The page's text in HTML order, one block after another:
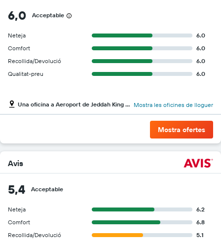
6,0 Acceptable
Neteja
6.0
Comfort
6.0
Recollida/Devolució
6.0
Qualitat-preu
6.0
Una oficina a Aeroport de Jeddah King Abdulaziz Intl Mostra les oficines de lloguer
Mostra ofertes
Avis
5,4 Acceptable
Neteja
6.2
Comfort
6.8
Recollida/Devolució
5.1